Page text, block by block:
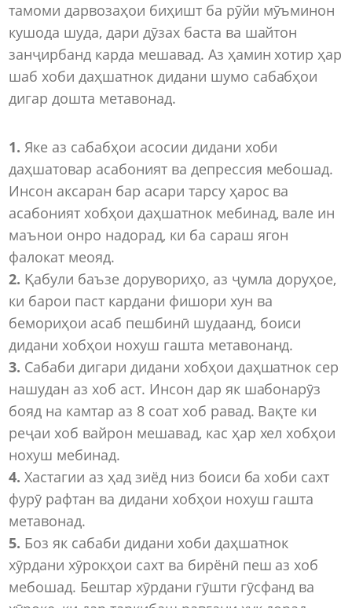
тамоми дарвозаҳои биҳишт ба рӯйи мӯъминон
кушода шуда, дари дӯзах баста ва шайтон
занҷирбанд карда мешавад. Аз ҳамин хотир ҳар
шаб хоби даҳшатнок дидани шумо сабабҳои
дигар дошта метавонад.
1. Яке аз сабабҳои асосии дидани хоби
даҳшатовар асабоният ва депрессия мебошад.
Инсон аксаран бар асари тарсу ҳарос ва
асабоният хобҳои даҳшатнок мебинад, вале ин
маънои онро надорад, ки ба сараш ягон
фалокат меояд.
2. Қабули баъзе дорувориҳо, аз ҷумла доруҳое,
ки барои паст кардани фишори хун ва
бемориҳои асаб пешбинӣ шудаанд, боиси
дидани хобҳои нохуш гашта метавонанд.
3. Сабаби дигари дидани хобҳои даҳшатнок сер
нашудан аз хоб аст. Инсон дар як шабонарӯз
бояд на камтар аз 8 соат хоб равад. Вақте ки
реҷаи хоб вайрон мешавад, кас ҳар хел хобҳои
нохуш мебинад.
4. Хастагии аз ҳад зиёд низ боиси ба хоби сахт
фурӯ рафтан ва дидани хобҳои нохуш гашта
метавонад.
5. Боз як сабаби дидани хоби даҳшатнок
хӯрдани хӯрокҳои сахт ва бирёнӣ пеш аз хоб
мебошад. Бештар хӯрдани гӯшти гӯсфанд ва